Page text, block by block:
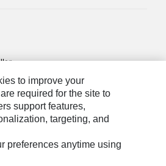
to improve your
required for the site to
support features,
targeting, and
preferences anytime using